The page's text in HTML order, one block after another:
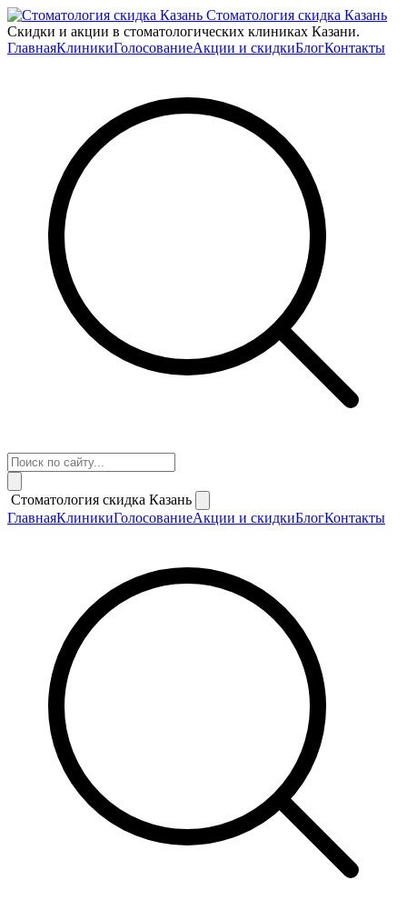
Стоматология скидка Казань
Скидки и акции в стоматологических клиниках Казани.
ГлавнаяКлиникиГолосованиеАкции и скидкиБлогКонтакты
Стоматология скидка Казань
ГлавнаяКлиникиГолосованиеАкции и скидкиБлогКонтакты